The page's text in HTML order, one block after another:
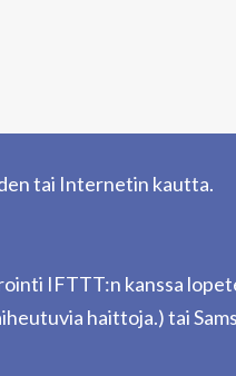
tai Internetin kautta.
IFTTT:n kanssa
haittoja.) tai